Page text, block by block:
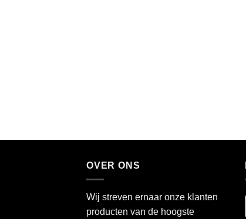
OVER ONS
Wij streven ernaar onze klanten
producten van de hoogste